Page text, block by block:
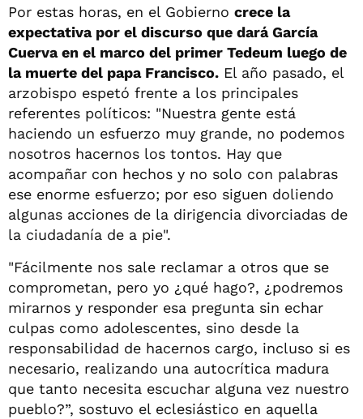
Por estas horas, en el Gobierno crece la
expectativa por el discurso que dará García
Cuerva en el marco del primer Tedeum luego de
la muerte del papa Francisco. El año pasado, el
arzobispo espetó frente a los principales
referentes políticos: "Nuestra gente está
haciendo un esfuerzo muy grande, no podemos
nosotros hacernos los tontos. Hay que
acompañar con hechos y no solo con palabras
ese enorme esfuerzo; por eso siguen doliendo
algunas acciones de la dirigencia divorciadas de
la ciudadanía de a pie".
"Fácilmente nos sale reclamar a otros que se
comprometan, pero yo ¿qué hago?, ¿podremos
mirarnos y responder esa pregunta sin echar
culpas como adolescentes, sino desde la
responsabilidad de hacernos cargo, incluso si es
necesario, realizando una autocrítica madura
que tanto necesita escuchar alguna vez nuestro
pueblo?”, sostuvo el eclesiástico en aquella